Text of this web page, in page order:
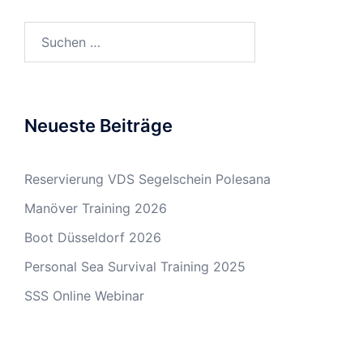
Neueste Beiträge
Reservierung VDS Segelschein Polesana
Manöver Training 2026
Boot Düsseldorf 2026
Personal Sea Survival Training 2025
SSS Online Webinar